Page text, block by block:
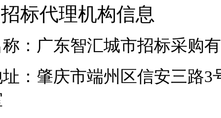
招标代理机构信息
：广东智汇城市招标采购
： 肇庆市端州区信安三路3